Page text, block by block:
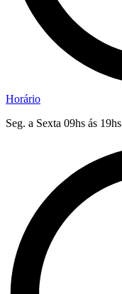
Horário
Seg. a Sexta 09hs ás 19hs